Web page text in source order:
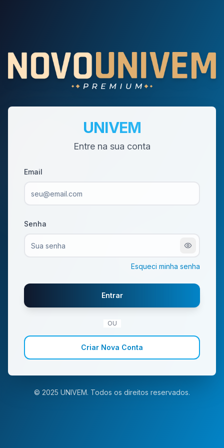
UNIVEM
Entre na sua conta
Email
Senha
Esqueci minha senha
Entrar
OU
Criar Nova Conta
© 2025 UNIVEM. Todos os direitos reservados.